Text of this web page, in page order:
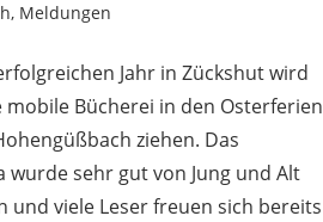
, Meldungen
Jahr in Zückshut wird
mobile Bücherei in den Osterferien
ziehen. Das
wurde sehr gut von Jung und Alt
und viele Leser freuen sich bereits